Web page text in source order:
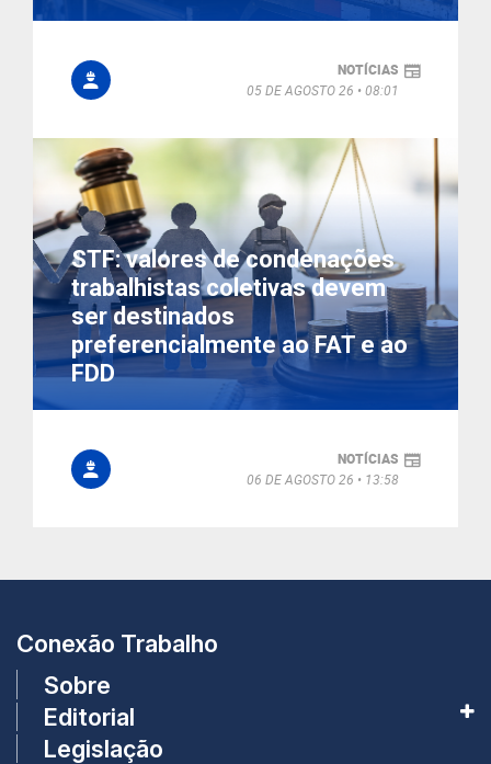
NOTÍCIAS
05 DE AGOSTO 26
08:01
STF: valores de condenações
trabalhistas coletivas devem
ser destinados
preferencialmente ao FAT e ao
FDD
NOTÍCIAS
06 DE AGOSTO 26
13:58
Conexão Trabalho
Sobre
Editorial
Legislação